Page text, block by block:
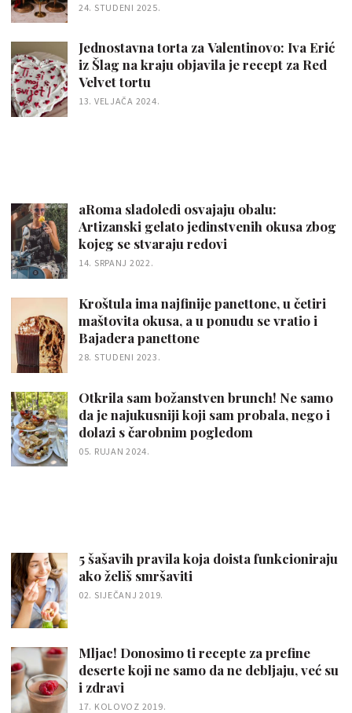
24. STUDENI 2025.
Jednostavna torta za Valentinovo: Iva Erić
iz Šlag na kraju objavila je recept za Red
Velvet tortu
13. VELJAČA 2024.
aRoma sladoledi osvajaju obalu:
Artizanski gelato jedinstvenih okusa zbog
kojeg se stvaraju redovi
14. SRPANJ 2022.
Kroštula ima najfinije panettone, u četiri
maštovita okusa, a u ponudu se vratio i
Bajadera panettone
28. STUDENI 2023.
Otkrila sam božanstven brunch! Ne samo
da je najukusniji koji sam probala, nego i
dolazi s čarobnim pogledom
05. RUJAN 2024.
5 šašavih pravila koja doista funkcioniraju
ako želiš smršaviti
02. SIJEČANJ 2019.
Mljac! Donosimo ti recepte za prefine
deserte koji ne samo da ne debljaju, već su
i zdravi
17. KOLOVOZ 2019.